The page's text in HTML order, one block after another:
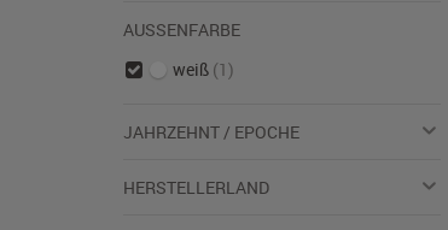
AUSSENFARBE
weiß (1)
JAHRZEHNT / EPOCHE
HERSTELLERLAND